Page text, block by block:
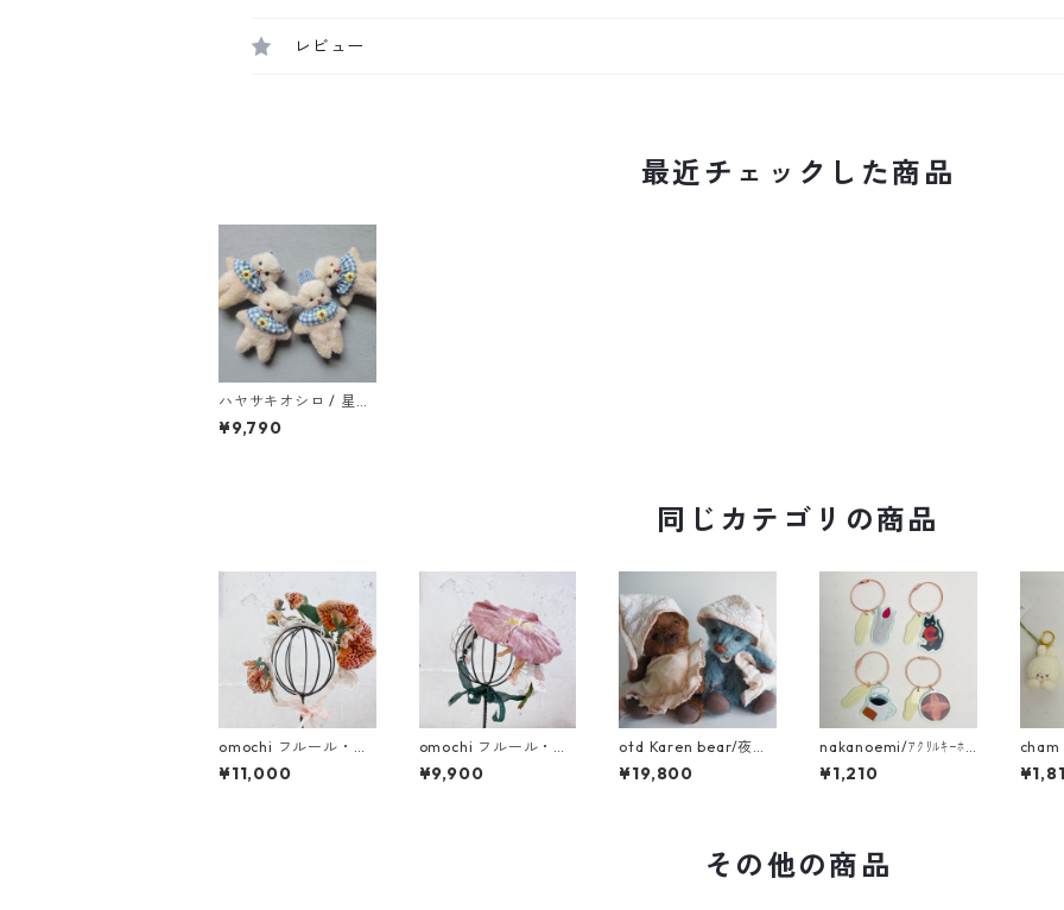
レビュー
最近チェックした商品
ハヤサキオシロ / 星の
子
¥9,790
同じカテゴリの商品
omochi フルール・ド
ゥ・シルク 蘭 (ドール
用ヘッドドレス)
¥11,000
omochi フルール・ド
ゥ・シルク朝顔・菊
(ドール用ヘッドドレ
¥9,900
otd Karen bear/夜ふ
かしくまさん
¥19,800
nakanoemi/ｱｸﾘﾙｷｰﾎﾙ
ﾀﾞｰ
¥1,210
cham
ﾏﾙｷｰ
りす
その他の商品